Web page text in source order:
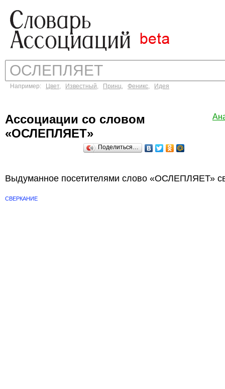
Например: Цвет, Известный, Принц, Феникс, Идея
Ассоциации со словом
«ОСЛЕПЛЯЕТ»
Поделиться…
Выдуманное посетителями слово «ОСЛЕПЛЯЕТ»
СВЕРКАНИЕ